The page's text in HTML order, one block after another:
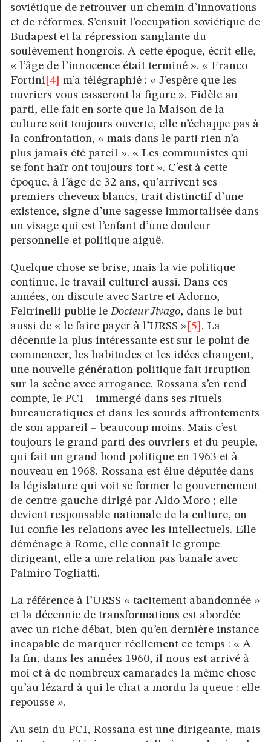
soviétique de retrouver un chemin d’innovations
et de réformes. S’ensuit l’occupation soviétique de
Budapest et la répression sanglante du
soulèvement hongrois. A cette époque, écrit-elle,
« l’âge de l’innocence était terminé ». « Franco
Fortini[4] m’a télégraphié : « J’espère que les
ouvriers vous casseront la figure ». Fidèle au
parti, elle fait en sorte que la Maison de la
culture soit toujours ouverte, elle n’échappe pas à
la confrontation, « mais dans le parti rien n’a
plus jamais été pareil ». « Les communistes qui
se font haïr ont toujours tort ». C’est à cette
époque, à l’âge de 32 ans, qu’arrivent ses
premiers cheveux blancs, trait distinctif d’une
existence, signe d’une sagesse immortalisée dans
un visage qui est l’enfant d’une douleur
personnelle et politique aiguë.
Quelque chose se brise, mais la vie politique
continue, le travail culturel aussi. Dans ces
années, on discute avec Sartre et Adorno,
Feltrinelli publie le Docteur Jivago, dans le but
aussi de « le faire payer à l’URSS »[5] . La
décennie la plus intéressante est sur le point de
commencer, les habitudes et les idées changent,
une nouvelle génération politique fait irruption
sur la scène avec arrogance. Rossana s’en rend
compte, le PCI – immergé dans ses rituels
bureaucratiques et dans les sourds affrontements
de son appareil – beaucoup moins. Mais c’est
toujours le grand parti des ouvriers et du peuple,
qui fait un grand bond politique en 1963 et à
nouveau en 1968. Rossana est élue députée dans
la législature qui voit se former le gouvernement
de centre-gauche dirigé par Aldo Moro ; elle
devient responsable nationale de la culture, on
lui confie les relations avec les intellectuels. Elle
déménage à Rome, elle connaît le groupe
dirigeant, elle a une relation pas banale avec
Palmiro Togliatti.
La référence à l’URSS « tacitement abandonnée »
et la décennie de transformations est abordée
avec un riche débat, bien qu’en dernière instance
incapable de marquer réellement ce temps : « A
la fin, dans les années 1960, il nous est arrivé à
moi et à de nombreux camarades la même chose
qu’au lézard à qui le chat a mordu la queue : elle
repousse ».
Au sein du PCI, Rossana est une dirigeante, mais